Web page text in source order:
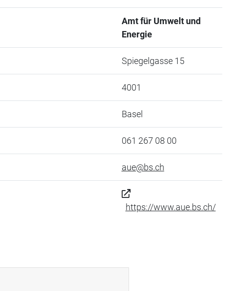
Amt für Umwelt und
Energie
Spiegelgasse 15
4001
Basel
061 267 08 00
aue@bs.ch
https://www.aue.bs.ch/